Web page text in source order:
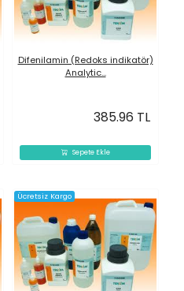
Sepete Ekle
Difenilamin (Redoks indikatör)
Analytic...
385.96 TL
Ücretsiz Kargo